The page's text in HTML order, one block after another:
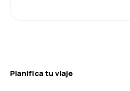
Planifica tu viaje